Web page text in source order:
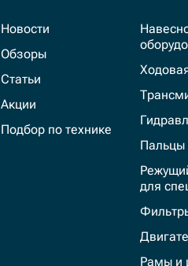
Новости
Обзоры
Статьи
Акции
Подбор по технике
Пальцы
для
Рамы и